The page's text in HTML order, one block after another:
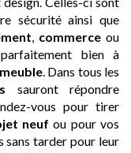
sécurité ainsi que
commerce ou
bien à
. Dans tous les
sauront répondre
vous pour tirer
neuf ou pour vos
sans tarder pour leur